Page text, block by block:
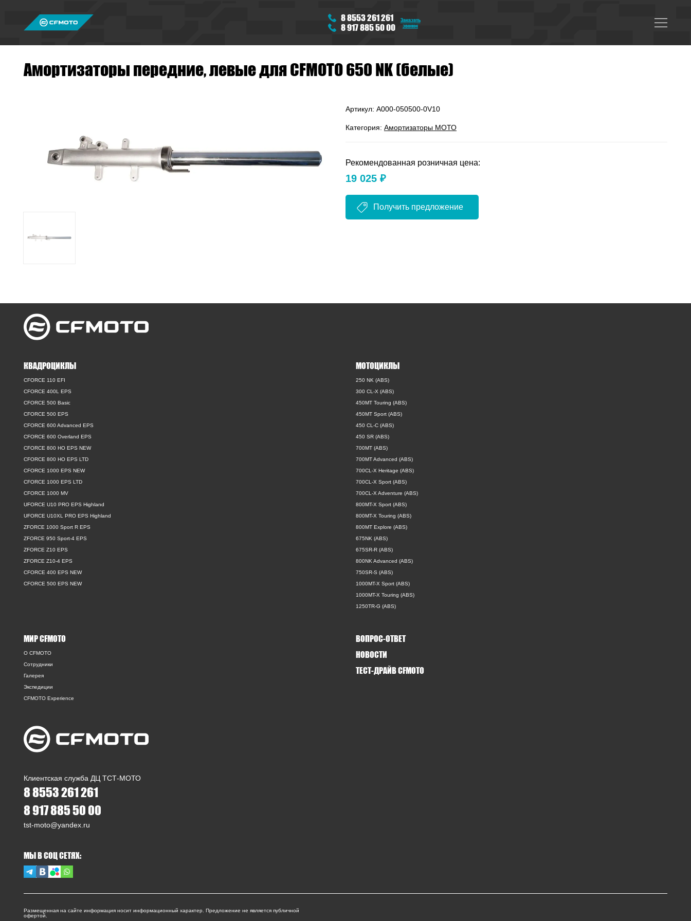
8 8553 261 261
8 917 885 50 00
Заказать
звонок
Амортизаторы передние, левые для CFMOTO 650 NK (белые)
Артикул: A000-050500-0V10
Категория: Амортизаторы МОТО
Рекомендованная розничная цена:
19 025 ₽
Получить предложение
Клиентская служба ДЦ ТСТ-МОТО
8 8553 261 261
8 917 885 50 00
tst-moto@yandex.ru
МЫ В СОЦ СЕТЯХ:
КВАДРОЦИКЛЫ
CFORCE 110 EFI
CFORCE 400L EPS
CFORCE 500 Basic
CFORCE 500 EPS
CFORCE 600 Advanced EPS
CFORCE 600 Overland EPS
CFORCE 800 HO EPS NEW
CFORCE 800 HO EPS LTD
CFORCE 1000 EPS NEW
CFORCE 1000 EPS LTD
CFORCE 1000 MV
UFORCE U10 PRO EPS Highland
UFORCE U10XL PRO EPS Highland
ZFORCE 1000 Sport R EPS
ZFORCE 950 Sport-4 EPS
ZFORCE Z10 EPS
ZFORCE Z10-4 EPS
CFORCE 400 EPS NEW
CFORCE 500 EPS NEW
МОТОЦИКЛЫ
250 NK (ABS)
300 CL-X (ABS)
450MT Touring (ABS)
450MT Sport (ABS)
450 CL-C (ABS)
450 SR (ABS)
700MT (ABS)
700MT Advanced (ABS)
700CL-X Heritage (ABS)
700CL-X Sport (ABS)
700CL-X Adventure (ABS)
800MT-X Sport (ABS)
800MT-X Touring (ABS)
800MT Explore (ABS)
675NK (ABS)
675SR-R (ABS)
800NK Advanced (ABS)
750SR-S (ABS)
1000MT-X Sport (ABS)
1000MT-X Touring (ABS)
1250TR-G (ABS)
МИР CFMOTO
O CFMOTO
Сотрудники
Галерея
Экспедиции
CFMOTO Experience
ВОПРОС-ОТВЕТ
НОВОСТИ
ТЕСТ-ДРАЙВ CFMOTO
Размещенная на сайте информация носит информационный характер. Предложение не является публичной
офертой.